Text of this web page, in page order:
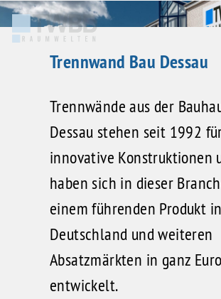
Trennwand Bau Dessau
Trennwände aus der
Dessau stehen seit 1992
innovative Konstruktionen
haben sich in dieser
einem führenden Produkt in
Deutschland und weiteren
Absatzmärkten in ganz
entwickelt.